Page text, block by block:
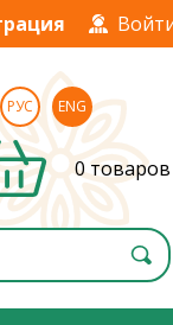
РУС ENG
0 товаров